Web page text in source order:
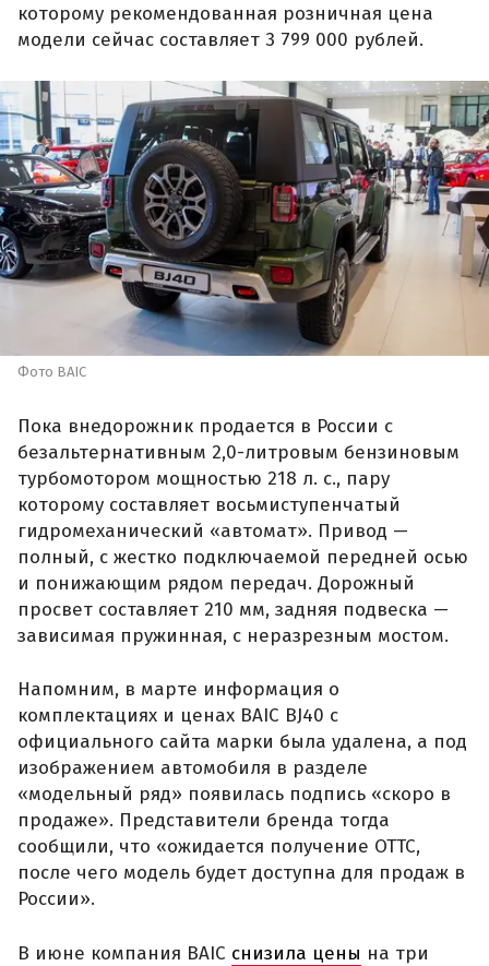
которому рекомендованная розничная цена
модели сейчас составляет 3 799 000 рублей.
Фото BAIC
Пока внедорожник продается в России с
безальтернативным 2,0-литровым бензиновым
турбомотором мощностью 218 л. с., пару
которому составляет восьмиступенчатый
гидромеханический «автомат». Привод —
полный, с жестко подключаемой передней осью
и понижающим рядом передач. Дорожный
просвет составляет 210 мм, задняя подвеска —
зависимая пружинная, с неразрезным мостом.
Напомним, в марте информация о
комплектациях и ценах BAIC BJ40 с
официального сайта марки была удалена, а под
изображением автомобиля в разделе
«модельный ряд» появилась подпись «скоро в
продаже». Представители бренда тогда
сообщили, что «ожидается получение ОТТС,
после чего модель будет доступна для продаж в
России».
В июне компания BAIC снизила цены на три